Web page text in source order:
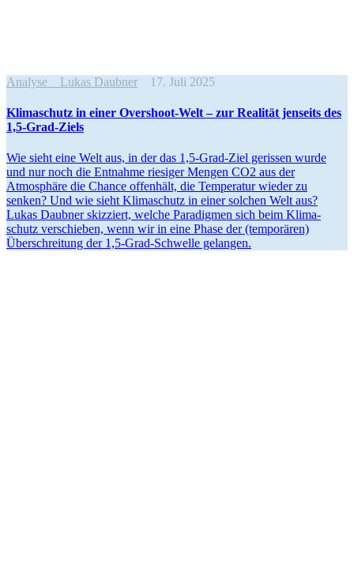
Analyse Lukas Daubner 17. Juli 2025
Klima­schutz in einer Overshoot-Welt – zur Realität jenseits des
1,5‑Grad-Ziels
Wie sieht eine Welt aus, in der das 1,5‑Grad-Ziel gerissen wurde
und nur noch die Entnahme riesiger Mengen CO2 aus der
Atmosphäre die Chance offenhält, die Tempe­ratur wieder zu
senken? Und wie sieht Klima­schutz in einer solchen Welt aus?
Lukas Daubner skizziert, welche Paradigmen sich beim Klima­
schutz verschieben, wenn wir in eine Phase der (tempo­rären)
Überschreitung der 1,5‑Grad-Schwelle gelangen.